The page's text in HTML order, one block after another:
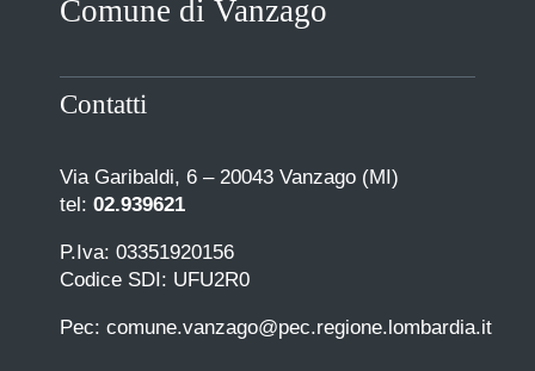
COMUNICAZIONE
Comune di Vanzago
Contatti
Via Garibaldi, 6 – 20043 Vanzago (MI)
tel: 02.939621
P.Iva: 03351920156
Codice SDI: UFU2R0
Pec: comune.vanzago@pec.regione.lombardia.it